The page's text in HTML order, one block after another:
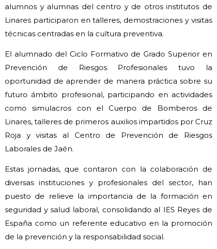
alumnos y alumnas del centro y de otros institutos de
Linares participaron en talleres, demostraciones y visitas
técnicas centradas en la cultura preventiva.
El alumnado del Ciclo Formativo de Grado Superior en
Prevención de Riesgos Profesionales tuvo la
oportunidad de aprender de manera práctica sobre su
futuro ámbito profesional, participando en actividades
como simulacros con el Cuerpo de Bomberos de
Linares, talleres de primeros auxilios impartidos por Cruz
Roja y visitas al Centro de Prevención de Riesgos
Laborales de Jaén.
Estas jornadas, que contaron con la colaboración de
diversas instituciones y profesionales del sector, han
puesto de relieve la importancia de la formación en
seguridad y salud laboral, consolidando al IES Reyes de
España como un referente educativo en la promoción
de la prevención y la responsabilidad social.